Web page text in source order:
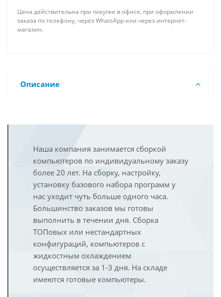
Цена действительна при покупке в офисе, при оформлении
заказа по телефону, через WhatsApp или через интернет-
магазин.
Описание
Наша компания занимается сборкой
компьютеров по индивидуальному заказу
более 20 лет. На сборку, настройку,
установку базового набора программ у
нас уходит чуть больше одного часа.
Большинство заказов мы готовы
выполнить в течении дня. Сборка
ТОПовых или нестандартных
конфигураций, компьютеров с
жидкостным охлаждением
осуществляется за 1-3 дня. На складе
имеются готовые компьютеры.